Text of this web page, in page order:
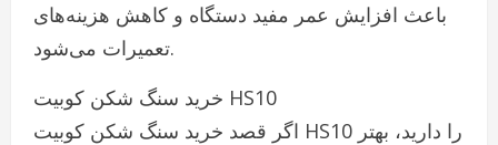
باعث افزایش عمر مفید دستگاه و کاهش هزینه‌های
تعمیرات می‌شود.
خرید سنگ شکن کوبیت HS10
اگر قصد خرید سنگ شکن کوبیت HS10 را دارید، بهتر